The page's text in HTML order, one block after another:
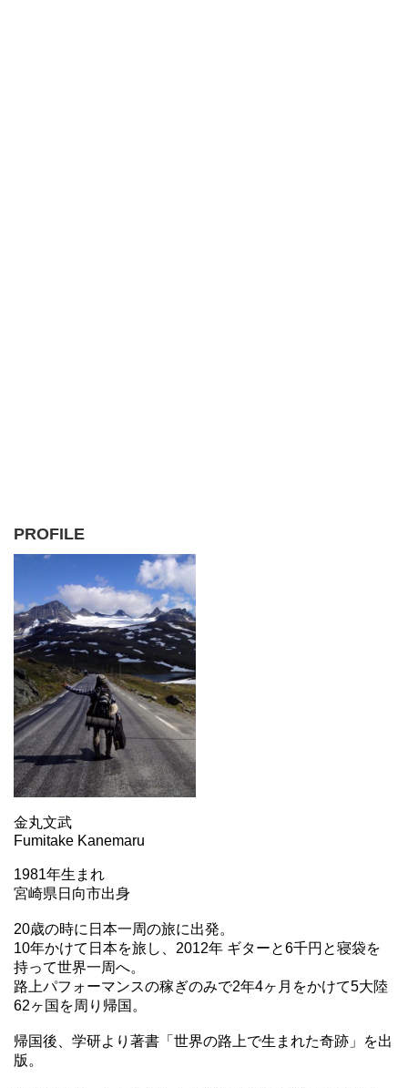
PROFILE
金丸文武
Fumitake Kanemaru
1981年生まれ
宮崎県日向市出身
20歳の時に日本一周の旅に出発。
10年かけて日本を旅し、2012年 ギターと6千円と寝袋を
持って世界一周へ。
路上パフォーマンスの稼ぎのみで2年4ヶ月をかけて5大陸
62ヶ国を周り帰国。
帰国後、学研より著書「世界の路上で生まれた奇跡」を出
版。